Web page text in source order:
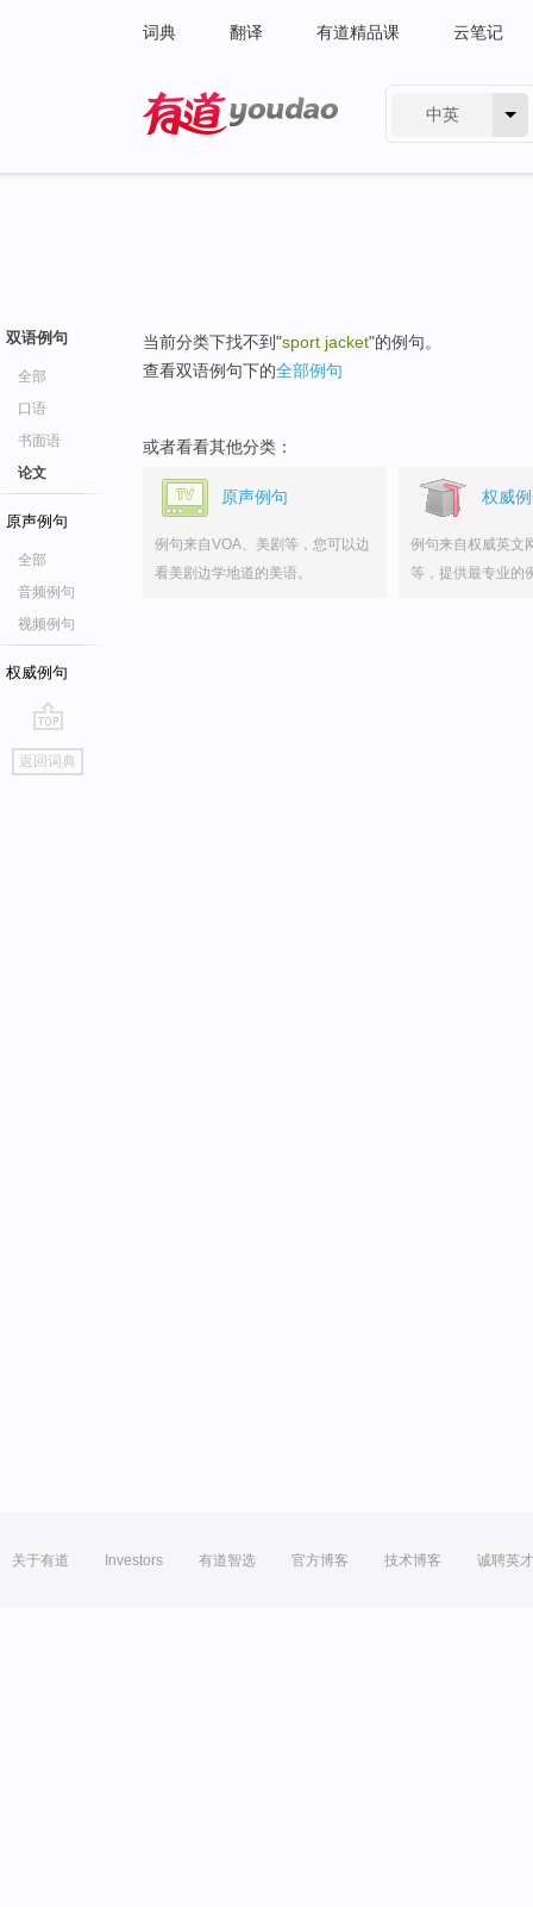
词典 翻译 有道精品课 云笔记
中英
双语例句
全部
口语
书面语
论文
原声例句
全部
音频例句
视频例句
权威例句
go
top
返回词典
当前分类下找不到"sport jacket"的例句。
查看双语例句下的全部例句
或者看看其他分类：
原声例句
例句来自VOA、美剧等，您可以边
看美剧边学地道的美语。
权威
例句来自权威英文
等，提供最专业的
关于有道 Investors 有道智选 官方博客 技术博客 诚聘英才